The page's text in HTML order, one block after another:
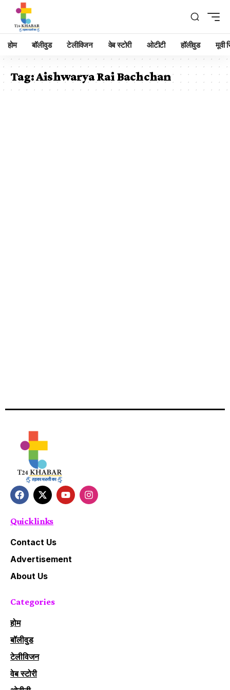
होम बॉलीवुड टेलीविजन वेब स्टोरी ओटीटी हॉलीवुड मूवी
Tag:Aishwarya Rai Bachchan
Quick links
Contact Us
Advertisement
About Us
Categories
होम
बॉलीवुड
टेलीविजन
वेब स्टोरी